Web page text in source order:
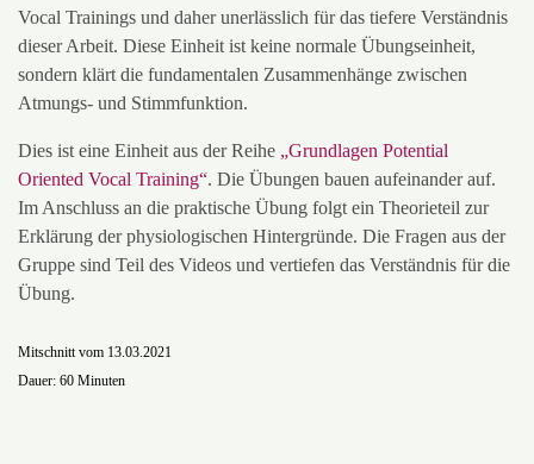
Vocal Trainings und daher unerlässlich für das tiefere Verständnis
dieser Arbeit. Diese Einheit ist keine normale Übungseinheit,
sondern klärt die fundamentalen Zusammenhänge zwischen
Atmungs- und Stimmfunktion.
Dies ist eine Einheit aus der Reihe „Grundlagen Potential
Oriented Vocal Training“. Die Übungen bauen aufeinander auf.
Im Anschluss an die praktische Übung folgt ein Theorieteil zur
Erklärung der physiologischen Hintergründe. Die Fragen aus der
Gruppe sind Teil des Videos und vertiefen das Verständnis für die
Übung.
Mitschnitt vom 13.03.2021
Dauer: 60 Minuten